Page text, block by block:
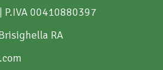
P.IVA 00410880397
RA